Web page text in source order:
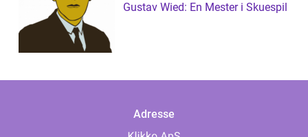
Gustav Wied: En Mester i Skuespil
Adresse